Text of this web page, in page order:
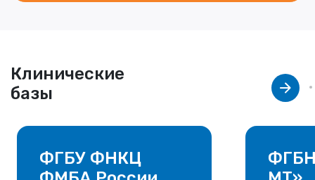
Клинические
базы
ФГБУ ФНКЦ